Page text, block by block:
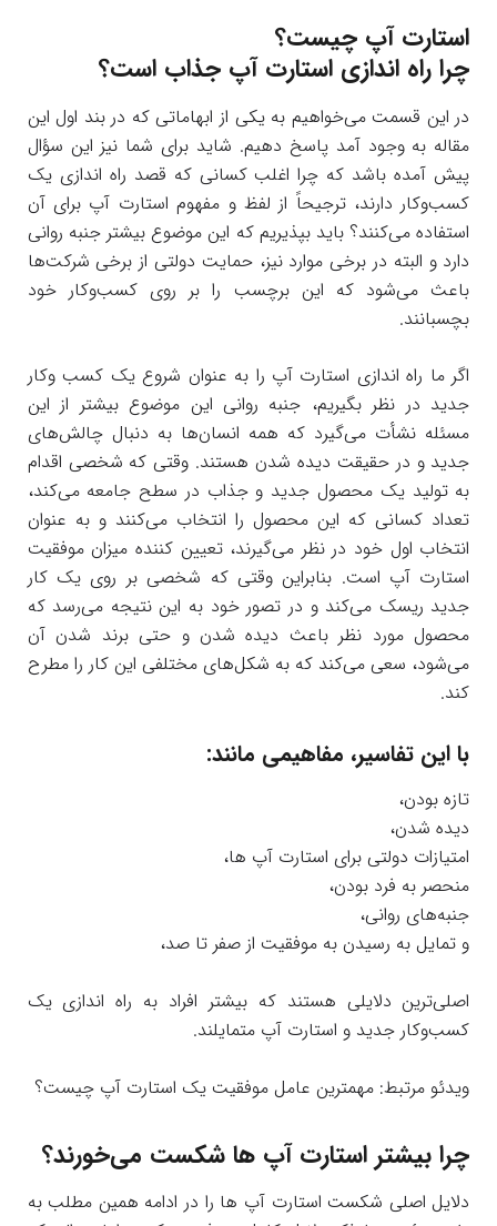
استارت آپ چیست؟
چرا راه اندازی استارت آپ جذاب است؟
در این قسمت می‌خواهیم به یکی از ابهاماتی که در بند اول این
مقاله به وجود آمد پاسخ دهیم. شاید برای شما نیز این سؤال
پیش آمده باشد که چرا اغلب کسانی که قصد راه اندازی یک
کسب‌و‌کار دارند، ترجیحاً از لفظ و مفهوم استارت آپ برای آن
استفاده می‌کنند؟ باید بپذیریم که این موضوع بیشتر جنبه روانی
دارد و البته در برخی موارد نیز، حمایت دولتی از برخی شرکت‌ها
باعث می‌شود که این برچسب را بر روی کسب‌و‌کار خود
بچسبانند.
اگر ما راه اندازی استارت آپ را به عنوان شروع یک کسب و‌کار
جدید در نظر بگیریم، جنبه روانی این موضوع بیشتر از این
مسئله نشأت می‌گیرد که همه انسان‌ها به دنبال چالش‌های
جدید و در حقیقت دیده شدن هستند. وقتی که شخصی اقدام
به تولید یک محصول جدید و جذاب در سطح جامعه می‌کند،
تعداد کسانی که این محصول را انتخاب می‌کنند و به عنوان
انتخاب اول خود در نظر می‌گیرند، تعیین کننده میزان موفقیت
استارت آپ است. بنابراین وقتی که شخصی بر روی یک کار
جدید ریسک می‌کند و در تصور خود به این نتیجه می‌رسد که
محصول مورد نظر باعث دیده شدن و حتی برند شدن آن
می‌شود، سعی می‌کند که به شکل‌های مختلفی این کار را مطرح
کند.
با این تفاسیر، مفاهیمی مانند:
تازه بودن،
دیده شدن،
امتیازات دولتی برای استارت آپ ها،
منحصر به فرد بودن،
جنبه‌های روانی،
و تمایل به رسیدن به موفقیت از صفر تا صد،
اصلی‌ترین دلایلی هستند که بیشتر افراد به راه اندازی یک
کسب‌و‌کار جدید و استارت آپ متمایلند.
ویدئو مرتبط: مهمترین عامل موفقیت یک استارت آپ چیست؟
چرا بیشتر استارت آپ ها شکست می‌خورند؟
دلایل اصلی شکست استارت آپ ها را در ادامه همین مطلب به